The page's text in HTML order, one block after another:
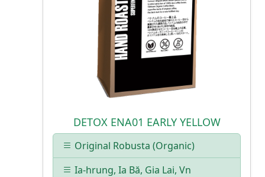
DETOX ENA01 EARLY YELLOW
Original Robusta (Organic)
Ia-hrung, Ia Bă, Gia Lai, Vn